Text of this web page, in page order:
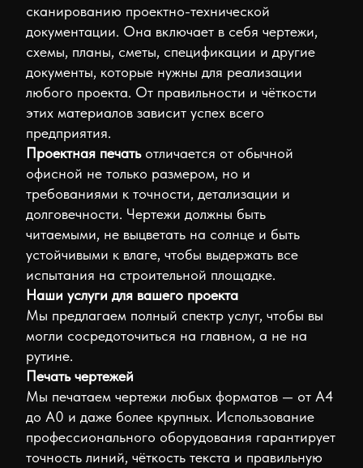
сканированию проектно-технической
документации. Она включает в себя чертежи,
схемы, планы, сметы, спецификации и другие
документы, которые нужны для реализации
любого проекта. От правильности и чёткости
этих материалов зависит успех всего
предприятия.
Проектная печатьотличается от обычной
офисной не только размером, но и
требованиями к точности, детализации и
долговечности. Чертежи должны быть
читаемыми, не выцветать на солнце и быть
устойчивыми к влаге, чтобы выдержать все
испытания на строительной площадке.
Наши услуги для вашего проекта
Мы предлагаем полный спектр услуг, чтобы вы
могли сосредоточиться на главном, а не на
рутине.
Печать чертежей
Мы печатаем чертежи любых форматов — от A4
до A0 и даже более крупных. Использование
профессионального оборудования гарантирует
точность линий, чёткость текста и правильную
Печать
проектной
документации
Печать
исполнительной
документации
Фотоальбомы
Свадебные
Личные
(любимому
мужчине/
любимой
женщине;
семейные)
Детские
Школьные
Путешествие
Ежедневные
(универсальные/
фотосессии)
Деревенские